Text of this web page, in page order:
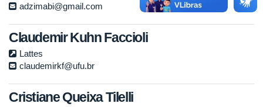
adzimabi@gmail.com
Claudemir Kuhn Faccioli
Lattes
claudemirkf@ufu.br
Cristiane Queixa Tilelli